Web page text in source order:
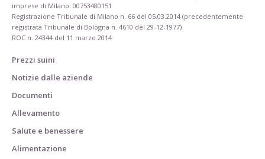
imprese di Milano: 00753480151
Registrazione Tribunale di Milano n. 66 del 05.03.2014 (precedentemente
registrata Tribunale di Bologna n. 4610 del 29-12-1977)
ROC n. 24344 del 11 marzo 2014
Prezzi suini
Notizie dalle aziende
Documenti
Allevamento
Salute e benessere
Alimentazione